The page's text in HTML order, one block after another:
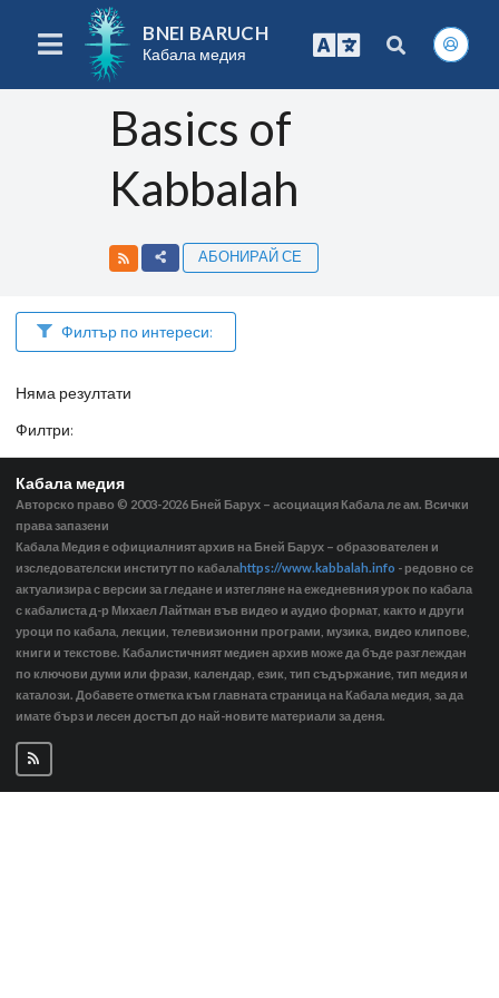
BNEI BARUCH
Кабала медия
Basics of
Kabbalah
АБОНИРАЙ СЕ
Филтър по интереси:
Няма резултати
Филтри:
Кабала медия
Авторско право © 2003-2026 Бней Барух – асоциация Кабала ле ам. Всички
права запазени
Кабала Медия е официалният архив на Бней Барух – образователен и
изследователски институт по кабалаhttps://www.kabbalah.info - редовно се
актуализира с версии за гледане и изтегляне на ежедневния урок по кабала
с кабалиста д-р Михаел Лайтман във видео и аудио формат, както и други
уроци по кабала, лекции, телевизионни програми, музика, видео клипове,
книги и текстове. Кабалистичният медиен архив може да бъде разглеждан
по ключови думи или фрази, календар, език, тип съдържание, тип медия и
каталози. Добавете отметка към главната страница на Кабала медия, за да
имате бърз и лесен достъп до най-новите материали за деня.